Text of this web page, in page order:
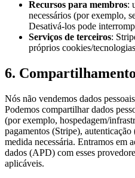
Recursos para membros:
necessários (por exemplo,
Desativá-los pode
Serviços de terceiros:
próprios cookies/
6.
Nós não vendemos dados
Podemos compartilhar dados
(por exemplo, hospedagem/
pagamentos (Stripe),
medida necessária. Entramos em
dados (APD) com esses
aplicáveis.